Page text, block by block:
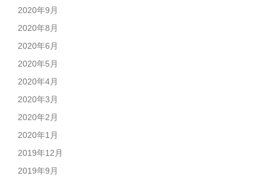
2020年9月
2020年8月
2020年6月
2020年5月
2020年4月
2020年3月
2020年2月
2020年1月
2019年12月
2019年9月